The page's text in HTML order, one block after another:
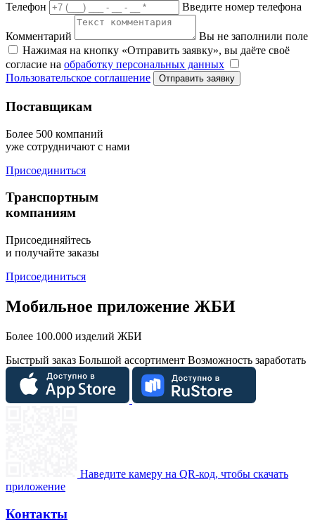
Телефон Введите номер телефона
Комментарий
Вы не заполнили поле
Нажимая на кнопку «Отправить заявку», вы даёте своё
согласие на обработку персональных данных
Пользовательское соглашение
Отправить заявку
Поставщикам
Более 500 компаний
уже сотрудничают с нами
Присоединиться
Транспортным
компаниям
Присоединяйтесь
и получайте заказы
Присоединиться
Мобильное приложение ЖБИ
Более 100.000 изделий ЖБИ
Быстрый заказ Большой ассортимент Возможность заработать
Наведите камеру на QR-код, чтобы скачать
приложение
Контакты